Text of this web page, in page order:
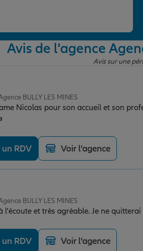
Avis de l'agence
Avis sur une
BULLY LES MINES
RDV Voir l'agence
BULLY LES MINES
l'écoute et très agréable. Je ne
RDV Voir l'agence